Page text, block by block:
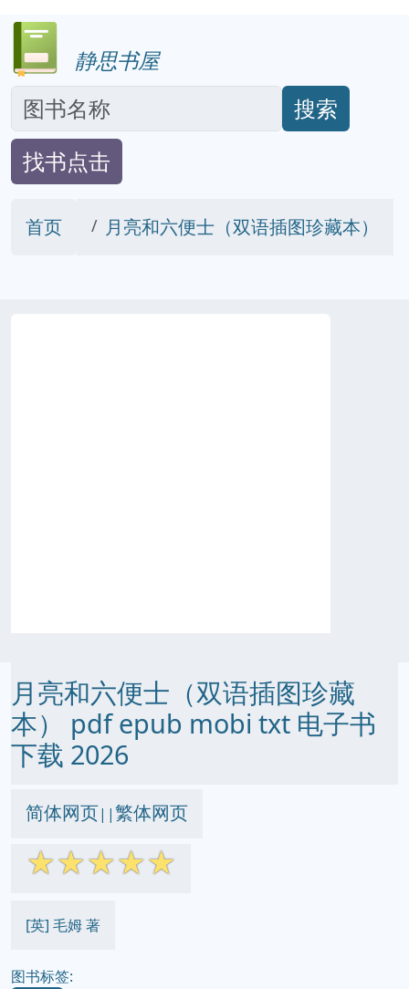
静思书屋
搜索
找书点击
首页 月亮和六便士（双语插图珍藏本）
月亮和六便士（双语插图珍藏
本） pdf epub mobi txt 电子书
下载 2026
简体网页||繁体网页
☆☆☆☆☆
[英] 毛姆 著
图书标签: